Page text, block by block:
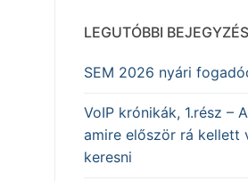
LEGUTÓBBI
SEM 2026 nyári
VoIP krónikák, 1.rész –
amire először rá kellett
keresni